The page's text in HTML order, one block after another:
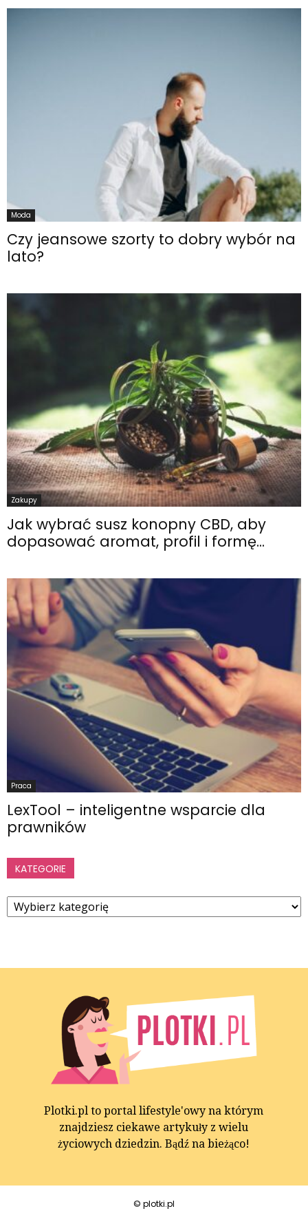
Moda
Czy jeansowe szorty to dobry wybór na
lato?
Zakupy
Jak wybrać susz konopny CBD, aby
dopasować aromat, profil i formę...
Praca
LexTool – inteligentne wsparcie dla
prawników
KATEGORIE
Kategorie
Plotki.pl to portal lifestyle'owy na którym
znajdziesz ciekawe artykuły z wielu
życiowych dziedzin. Bądź na bieżąco!
© plotki.pl